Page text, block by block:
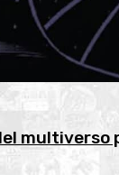
multiverso